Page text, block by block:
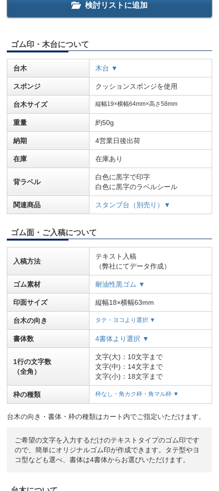
検討リストに追加
ゴム印・木台について
台木 木台 ▼
スポンジ クッションスポンジを使用
台木サイズ 縦幅19×横幅64mm×高さ58mm
重量 約50g
納期 4営業日後出荷
在庫 在庫あり
背ラベル
白色に黒字で印字
白色に黒字のラベルシール
関連商品 スタンプ台（別売り）▼
ゴム面・ご入稿について
入稿方法
テキスト入稿
（弊社にてデータ作成）
ゴム素材 耐油性黒ゴム ▼
印面サイズ 縦幅18×横幅63mm
台木の向き タテ・ヨコより選択 ▼
書体数 4書体より選択 ▼
1行の文字数
（全角）
文字(大)：10文字まで
文字(中)：14文字まで
文字(小)：18文字まで
枠の種類 枠なし・角カク枠・角マル枠 ▼
台木の向き・書体・枠の種類はカート内でご指定いただけます。
ご希望の文字を入力するだけのテキストタイプのゴム印です
ので、簡単にオリジナルゴム印が作成できます。タテ型やヨ
コ型なども選べ、書体は4書体からお選びいただけます。